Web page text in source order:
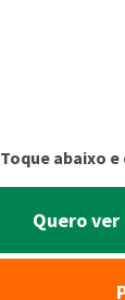
Toque abaixo
Quero